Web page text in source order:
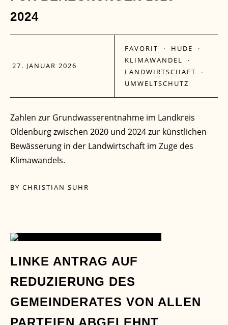
2024
27. JANUAR 2026
FAVORIT · HUDE ·
KLIMAWANDEL ·
LANDWIRTSCHAFT ·
UMWELTSCHUTZ
Zahlen zur Grundwasserentnahme im Landkreis
Oldenburg zwischen 2020 und 2024 zur künstlichen
Bewässerung in der Landwirtschaft im Zuge des
Klimawandels.
BY CHRISTIAN SUHR
30
MÄRZ
LINKE ANTRAG AUF
REDUZIERUNG DES
GEMEINDERATES VON ALLEN
PARTEIEN ABGELEHNT